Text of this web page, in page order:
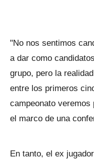
"No nos sentimos
a dar como
grupo, pero la
entre los primeros
campeonato
el marco de una
En tanto, el ex